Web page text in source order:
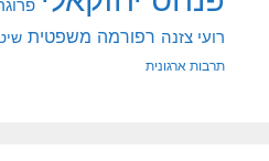
רועי צזנה רפורמה משפטית
תרבות ארגונית